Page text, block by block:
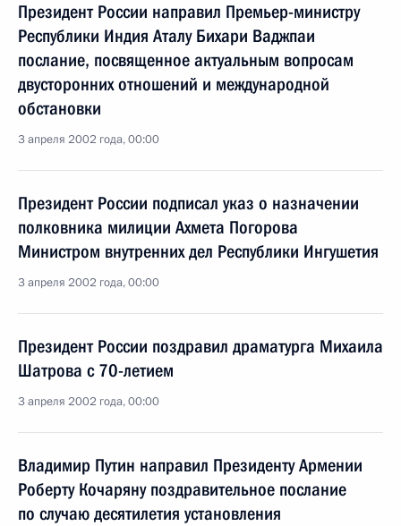
Президент России направил Премьер-министру
Республики Индия Аталу Бихари Ваджпаи
послание, посвященное актуальным вопросам
двусторонних отношений и международной
обстановки
3 апреля 2002 года, 00:00
Президент России подписал указ о назначении
полковника милиции Ахмета Погорова
Министром внутренних дел Республики Ингушетия
3 апреля 2002 года, 00:00
Президент России поздравил драматурга Михаила
Шатрова с 70-летием
3 апреля 2002 года, 00:00
Владимир Путин направил Президенту Армении
Роберту Кочаряну поздравительное послание
по случаю десятилетия установления